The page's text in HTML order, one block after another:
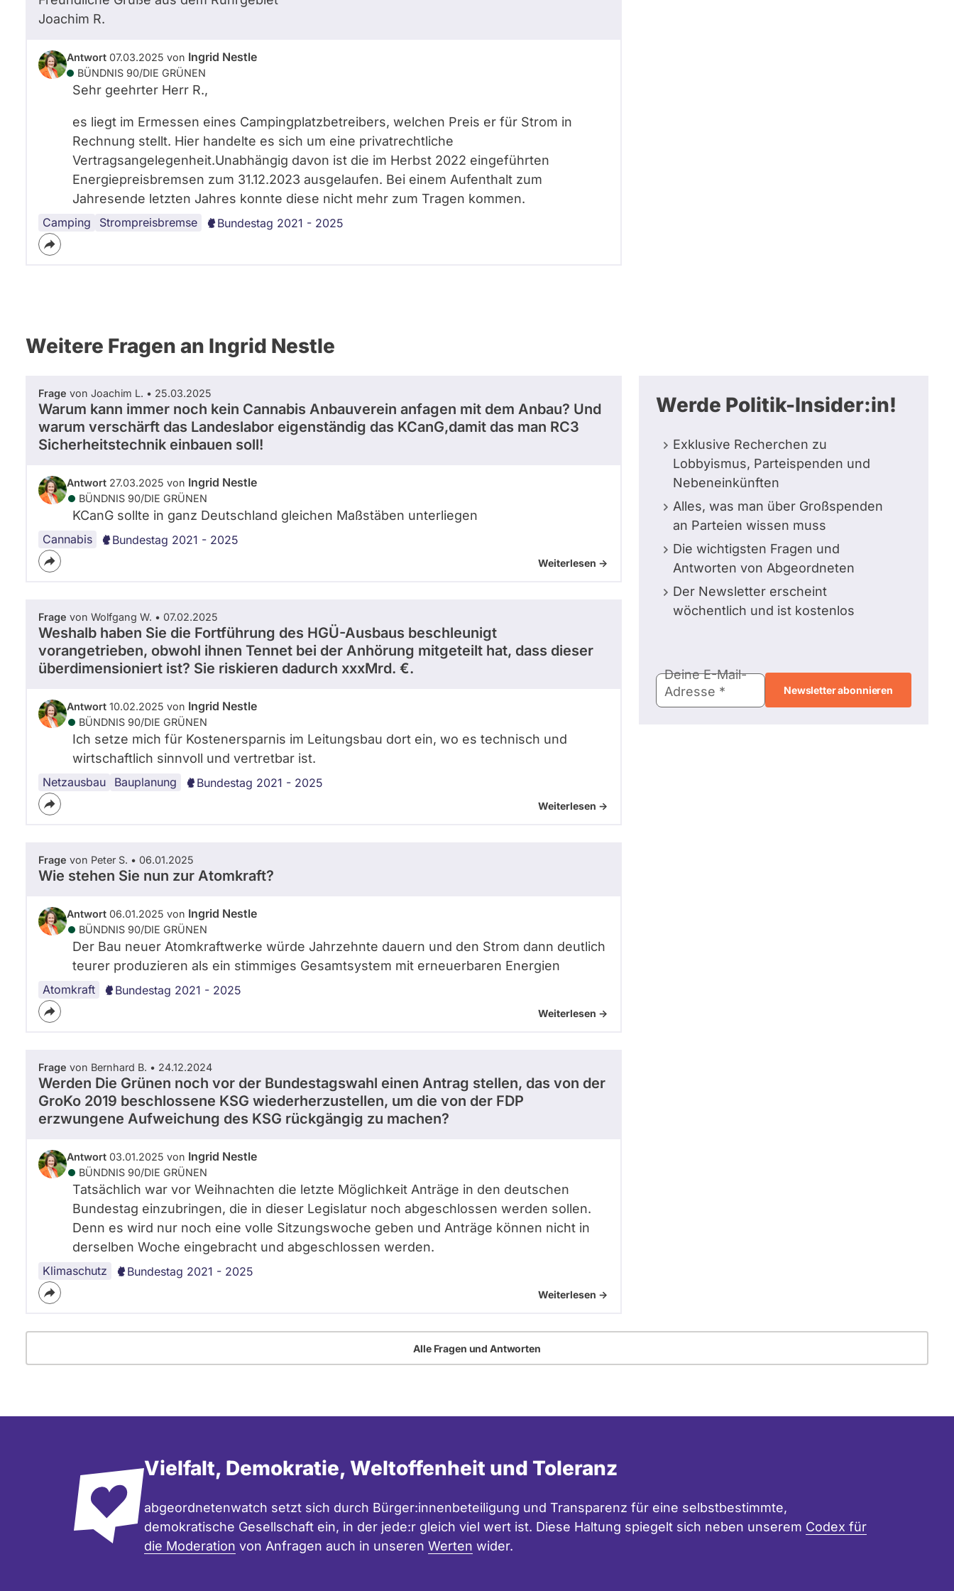
Joachim R.
Antwort 07.03.2025 von Ingrid Nestle
BÜNDNIS 90/­DIE GRÜNEN
Sehr geehrter Herr R.,
es liegt im Ermessen eines Campingplatzbetreibers, welchen Preis er für Strom in
Rechnung stellt. Hier handelte es sich um eine privatrechtliche
Vertragsangelegenheit.Unabhängig davon ist die im Herbst 2022 eingeführten
Energiepreisbremsen zum 31.12.2023 ausgelaufen. Bei einem Aufenthalt zum
Jahresende letzten Jahres konnte diese nicht mehr zum Tragen kommen.
Camping Strompreisbremse
Berlin
Bundestag
Bündnis90/Die
Grünen
Bundestag 2021 - 2025
Weitere Fragen an Ingrid Nestle
Frage von Joachim L. • 25.03.2025
Warum kann immer noch kein Cannabis Anbauverein anfagen mit dem Anbau? Und
warum verschärft das Landeslabor eigenständig das KCanG,damit das man RC3
Sicherheitstechnik einbauen soll!
Antwort 27.03.2025 von Ingrid Nestle
BÜNDNIS 90/­DIE GRÜNEN
KCanG sollte in ganz Deutschland gleichen Maßstäben unterliegen
Cannabis Bundestag 2021 - 2025
Weiterlesen ->
Frage von Wolfgang W. • 07.02.2025
Weshalb haben Sie die Fortführung des HGÜ-Ausbaus beschleunigt
vorangetrieben, obwohl ihnen Tennet bei der Anhörung mitgeteilt hat, dass dieser
überdimensioniert ist? Sie riskieren dadurch xxxMrd. €.
Antwort 10.02.2025 von Ingrid Nestle
BÜNDNIS 90/­DIE GRÜNEN
Ich setze mich für Kostenersparnis im Leitungsbau dort ein, wo es technisch und
wirtschaftlich sinnvoll und vertretbar ist.
Netzausbau Bauplanung Bundestag 2021 - 2025
Weiterlesen ->
Frage von Peter S. • 06.01.2025
Wie stehen Sie nun zur Atomkraft?
Antwort 06.01.2025 von Ingrid Nestle
BÜNDNIS 90/­DIE GRÜNEN
Der Bau neuer Atomkraftwerke würde Jahrzehnte dauern und den Strom dann deutlich
teurer produzieren als ein stimmiges Gesamtsystem mit erneuerbaren Energien
Atomkraft Bundestag 2021 - 2025
Weiterlesen ->
Frage von Bernhard B. • 24.12.2024
Werden Die Grünen noch vor der Bundestagswahl einen Antrag stellen, das von der
GroKo 2019 beschlossene KSG wiederherzustellen, um die von der FDP
erzwungene Aufweichung des KSG rückgängig zu machen?
Antwort 03.01.2025 von Ingrid Nestle
BÜNDNIS 90/­DIE GRÜNEN
Tatsächlich war vor Weihnachten die letzte Möglichkeit Anträge in den deutschen
Bundestag einzubringen, die in dieser Legislatur noch abgeschlossen werden sollen.
Denn es wird nur noch eine volle Sitzungswoche geben und Anträge können nicht in
derselben Woche eingebracht und abgeschlossen werden.
Klimaschutz Bundestag 2021 - 2025
Weiterlesen ->
Werde Politik-Insider:in!
Exklusive Recherchen zu
Lobbyismus, Parteispenden und
Nebeneinkünften
Alles, was man über Großspenden
an Parteien wissen muss
Die wichtigsten Fragen und
Antworten von Abgeordneten
Der Newsletter erscheint
wöchentlich und ist kostenlos
Mail-
Adresse
Deine E-Mail-
Adresse
Alle Fragen und Antworten
Vielfalt, Demokratie, Weltoffenheit und Toleranz
abgeordnetenwatch setzt sich durch Bürger:innenbeteiligung und Transparenz für eine selbstbestimmte,
demokratische Gesellschaft ein, in der jede:r gleich viel wert ist. Diese Haltung spiegelt sich neben unserem Codex für
die Moderation von Anfragen auch in unseren Werten wider.